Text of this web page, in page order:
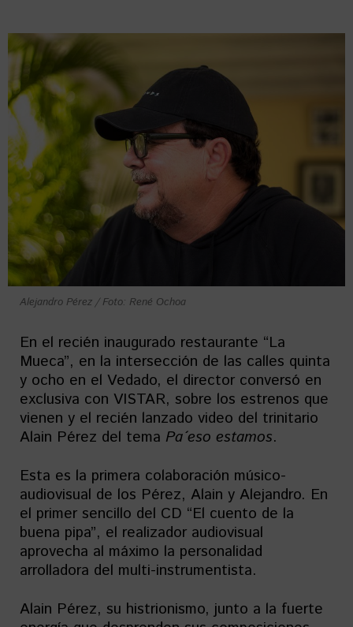
Alejandro Pérez / Foto: René Ochoa
En el recién inaugurado restaurante “La
Mueca”, en la intersección de las calles quinta
y ocho en el Vedado, el director conversó en
exclusiva con VISTAR, sobre los estrenos que
vienen y el recién lanzado video del trinitario
Alain Pérez del tema Pa´eso estamos.
Esta es la primera colaboración músico-
audiovisual de los Pérez, Alain y Alejandro. En
el primer sencillo del CD “El cuento de la
buena pipa”, el realizador audiovisual
aprovecha al máximo la personalidad
arrolladora del multi-instrumentista.
Alain Pérez, su histrionismo, junto a la fuerte